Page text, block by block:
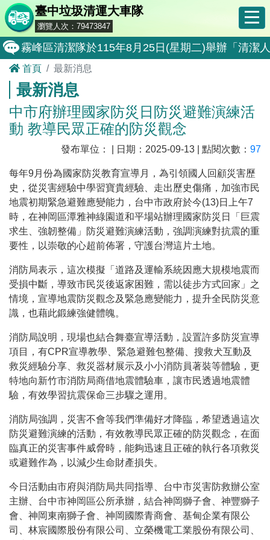
臺中垃圾清運大車隊
瀏覽人次：79473847
霧峰區清潔隊於115年8月25日(星期二)舉辦「清潔
大肚區清潔隊於115年8月25日(星期二)舉辦「清潔
北屯區清潔隊於115年8月11日(星期二)舉辦「清潔
外埔區清潔隊於115年8月18日(星期二)舉辦「清潔
石岡區清潔隊於115年8月18日(星期二)舉辦「清潔
全民監督公共工程施工品質, 請撥打通報專線0800-
防堵非洲豬瘟總動員，因應非洲豬瘟疫情，市民端
因應非洲豬瘟疫情，市民端廚餘收運排出方式不變
8月10日14:30至15:00防空演習行動網路降速演練
首頁 最新消息
最新消息
中市府辦理國家防災日防災避難演練活
動 教導民眾正確的防災觀念
發布單位： | 日期：2025-09-13 | 點閱次數： 97
每年9月份為國家防災教育宣導月，為引領國人回顧災害歷
史，從災害經驗中學習寶貴經驗、走出歷史傷痛，加強市民
地震初期緊急避難應變能力，台中市政府於今(13)日上午7
時，在神岡區潭雅神綠園道和平場站辦理國家防災日「巨震
求生、強韌整備」防災避難演練活動，強調演練對抗震的重
要性，以崇敬的心超前佈署，守護台灣這片土地。
消防局表示，這次模擬「道路及運輸系統因應大規模地震而
受損中斷，導致市民災後返家困難，需以徒步方式回家」之
情境，宣導地震防災觀念及緊急應變能力，提升全民防災意
識，也藉此鍛練強健體魄。
消防局說明，現場也結合舞臺宣導活動，設置許多防災宣導
項目，有CPR宣導教學、緊急避難包整備、搜救犬互動及
救災經驗分享、救災器材展示及小小消防員著裝等體驗，更
特地向新竹市消防局商借地震體驗車，讓市民透過地震體
驗，有效學習抗震保命三步驟之運用。
消防局強調，災害不會等我們準備好才降臨，希望透過這次
防災避難演練的活動，有效教導民眾正確的防災觀念，在面
臨真正的災害事件威脅時，能夠迅速且正確的執行各項救災
或避難作為，以減少生命財產損失。
今日活動由市府與消防局共同指導、台中市災害防救辦公室
主辦、台中市神岡區公所承辦，結合神岡獅子會、神豐獅子
會、神岡東南獅子會、神岡國際青商會、基甸企業有限公
司、林宸國際股份有限公司、立榮機電工業股份有限公司、